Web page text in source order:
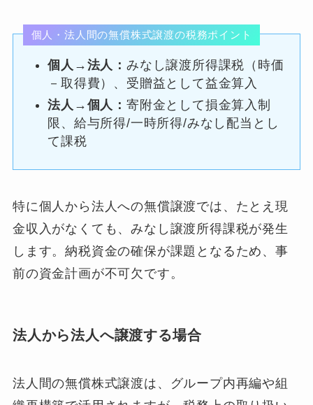
個人・法人間の無償株式譲渡の税務ポイント
個人→法人：みなし譲渡所得課税（時価
－取得費）、受贈益として益金算入
法人→個人：寄附金として損金算入制
限、給与所得/一時所得/みなし配当とし
て課税
特に個人から法人への無償譲渡では、たとえ現
金収入がなくても、みなし譲渡所得課税が発生
します。納税資金の確保が課題となるため、事
前の資金計画が不可欠です。
法人から法人へ譲渡する場合
法人間の無償株式譲渡は、グループ内再編や組